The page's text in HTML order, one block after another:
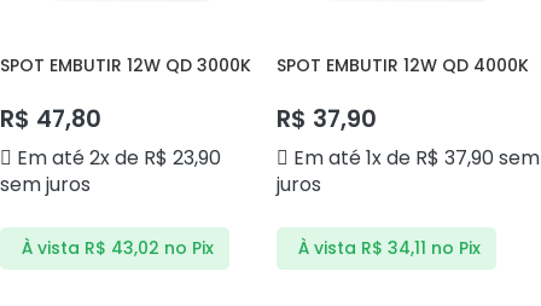
SPOT EMBUTIR 12W QD 3000K
R$ 47,80
Em até 2x de R$ 23,90
sem juros
À vista R$ 43,02 no Pix
SPOT EMBUTIR 12W QD 4000K
R$ 37,90
Em até 1x de R$ 37,90sem
juros
À vista R$ 34,11 no Pix